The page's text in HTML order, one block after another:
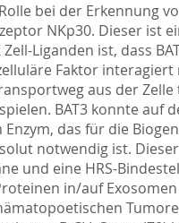
bei der Erkennung
NKp30. Dieser ist
Liganden ist, dass
Faktor interagiert
aus der
BAT3 konnte auf
das für die
notwendig ist.
und eine HRS-
in/auf